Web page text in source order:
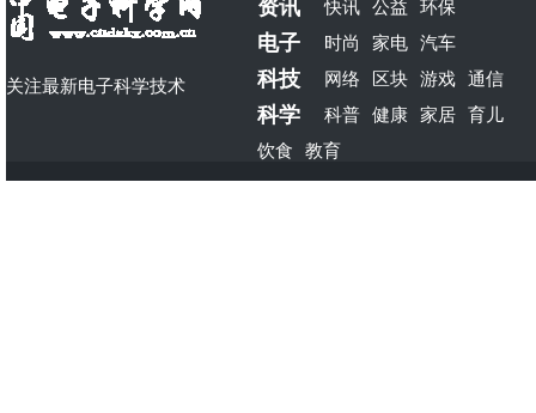
关注最新电子科学技术
快讯 公益 环保
电子 时尚 家电 汽车
科技 网络 区块 游戏 通信
科学 科普 健康 家居 育儿
饮食 教育